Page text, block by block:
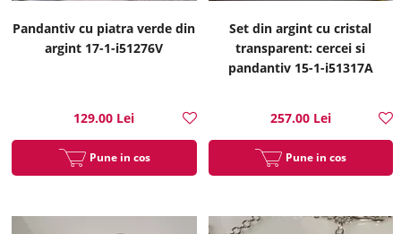
Pandantiv cu piatra verde din
argint 17-1-i51276V
129.00 Lei
Pune in cos
Set din argint cu cristal
transparent: cercei si
pandantiv 15-1-i51317A
257.00 Lei
Pune in cos